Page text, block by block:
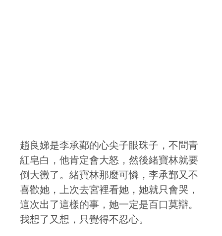
趙良娣是李承鄞的心尖子眼珠子，不問青
紅皂白，他肯定會大怒，然後緒寶林就要
倒大黴了。緒寶林那麼可憐，李承鄞又不
喜歡她，上次去宮裡看她，她就只會哭，
這次出了這樣的事，她一定是百口莫辯。
我想了又想，只覺得不忍心。